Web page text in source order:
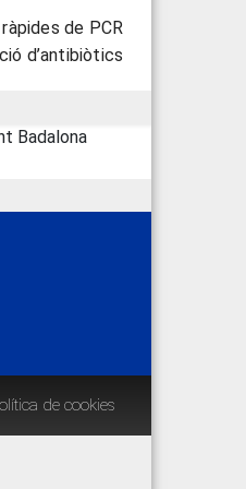
de PCR
d’antibiòtics
Badalona
de cookies